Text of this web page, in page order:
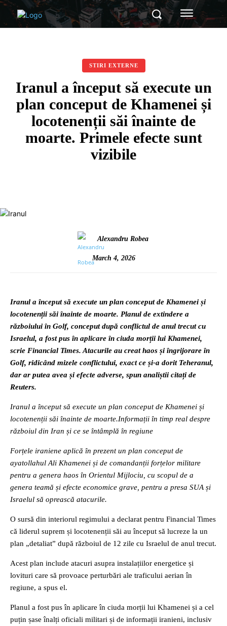
STIRI EXTERNE
Iranul a început să execute un
plan conceput de Khamenei și
locotenenții săi înainte de
moarte. Primele efecte sunt
vizibile
Alexandru Robea
March 4, 2026
Iranul a început să execute un plan conceput de Khamenei și
locotenenții săi înainte de moarte. Planul de extindere a
războiului în Golf, conceput după conflictul de anul trecut cu
Israelul, a fost pus în aplicare în ciuda morții lui Khamenei,
scrie Financial Times. Atacurile au creat haos și îngrijorare în
Golf, ridicând mizele conflictului, exact ce și-a dorit Teheranul,
dar ar putea avea și efecte adverse, spun analiștii citați de
Reuters.
Iranul a început să execute un plan conceput de Khamenei și
locotenenții săi înainte de moarte.Informații în timp real despre
războiul din Iran și ce se întâmplă în regiune
Forțele iraniene aplică în prezent un plan conceput de
ayatollahul Ali Khamenei și de comandanții forțelor militare
pentru a genera haos în Orientul Mijlociu, cu scopul de a
genera teamă și efecte economice grave, pentru a presa SUA și
Israelul să oprească atacurile.
O sursă din interiorul regimului a declarat pentru Financial Times
că liderul suprem și locotenenții săi au început să lucreze la un
plan „detaliat” după războiul de 12 zile cu Israelul de anul trecut.
Acest plan include atacuri asupra instalațiilor energetice și
lovituri care să provoace perturbări ale traficului aerian în
regiune, a spus el.
Planul a fost pus în aplicare în ciuda morții lui Khamenei și a cel
puțin șase înalți oficiali militari și de informații iranieni, inclusiv